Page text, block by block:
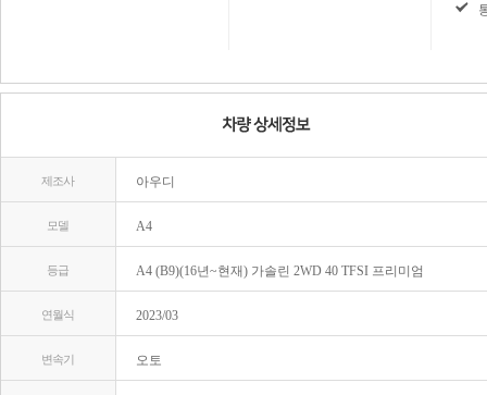
제조사 아우디
모델 A4
등급 A4 (B9)(16년~현재) 가솔린 2WD 40 TFSI 프리미엄
연월식 2023/03
변속기 오토